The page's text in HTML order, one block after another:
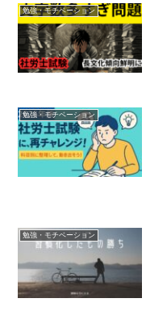
勉強・モチベーション
勉強・モチベーション
勉強・モチベーション